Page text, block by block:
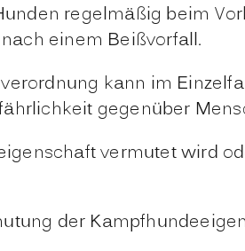
regelmäßig beim
einem Beißvorfall.
kann im
gegenüber
vermutet wird
der